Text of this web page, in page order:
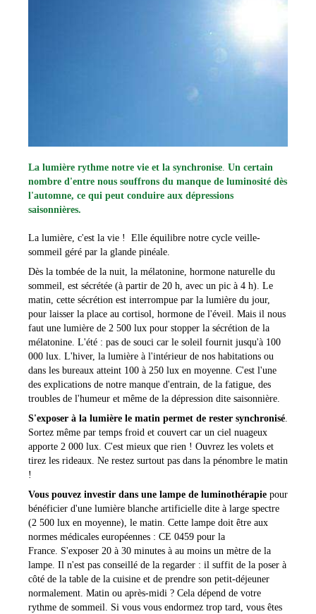
La lumière rythme notre vie et la synchronise. Un certain
nombre d'entre nous souffrons du manque de luminosité dès
l'automne, ce qui peut conduire aux dépressions
saisonnières.
La lumière, c'est la vie ! Elle équilibre notre cycle veille-
sommeil géré par la glande pinéale.
Dès la tombée de la nuit, la mélatonine, hormone naturelle du
sommeil, est sécrétée (à partir de 20 h, avec un pic à 4 h). Le
matin, cette sécrétion est interrompue par la lumière du jour,
pour laisser la place au cortisol, hormone de l'éveil. Mais il nous
faut une lumière de 2 500 lux pour stopper la sécrétion de la
mélatonine. L'été : pas de souci car le soleil fournit jusqu'à 100
000 lux. L'hiver, la lumière à l'intérieur de nos habitations ou
dans les bureaux atteint 100 à 250 lux en moyenne. C'est l'une
des explications de notre manque d'entrain, de la fatigue, des
troubles de l'humeur et même de la dépression dite saisonnière.
S'exposer à la lumière le matin permet de rester synchronisé.
Sortez même par temps froid et couvert car un ciel nuageux
apporte 2 000 lux. C'est mieux que rien ! Ouvrez les volets et
tirez les rideaux. Ne restez surtout pas dans la pénombre le matin
!
Vous pouvez investir dans une lampe de luminothérapie pour
bénéficier d'une lumière blanche artificielle dite à large spectre
(2 500 lux en moyenne), le matin. Cette lampe doit être aux
normes médicales européennes : CE 0459 pour la
France. S'exposer 20 à 30 minutes à au moins un mètre de la
lampe. Il n'est pas conseillé de la regarder : il suffit de la poser à
côté de la table de la cuisine et de prendre son petit-déjeuner
normalement. Matin ou après-midi ? Cela dépend de votre
rythme de sommeil. Si vous vous endormez trop tard, vous êtes